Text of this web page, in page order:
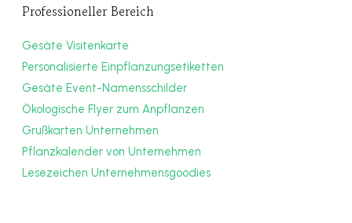
Professioneller Bereich
Gesäte Visitenkarte
Personalisierte Einpflanzungsetiketten
Gesäte Event-Namensschilder
Ökologische Flyer zum Anpflanzen
Grußkarten Unternehmen
Pflanzkalender von Unternehmen
Lesezeichen Unternehmensgoodies